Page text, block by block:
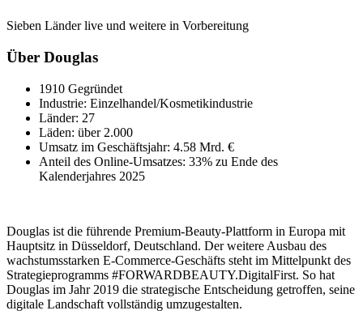
Sieben Länder live und weitere in Vorbereitung
Über Douglas
1910 Gegründet
Industrie: Einzelhandel/Kosmetikindustrie
Länder: 27
Läden: über 2.000
Umsatz im Geschäftsjahr: 4.58 Mrd. €
Anteil des Online-Umsatzes: 33% zu Ende des
Kalenderjahres 2025
Douglas ist die führende Premium-Beauty-Plattform in Europa mit
Hauptsitz in Düsseldorf, Deutschland. Der weitere Ausbau des
wachstumsstarken E-Commerce-Geschäfts steht im Mittelpunkt des
Strategieprogramms #FORWARDBEAUTY.DigitalFirst. So hat
Douglas im Jahr 2019 die strategische Entscheidung getroffen, seine
digitale Landschaft vollständig umzugestalten.